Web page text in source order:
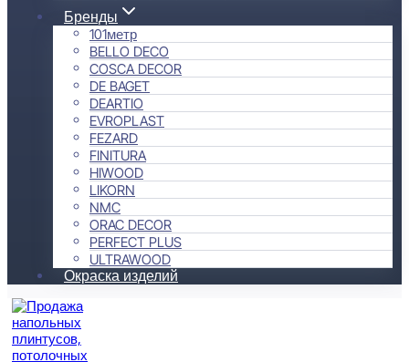
Бренды
101метр
BELLO DECO
COSCA DECOR
DE BAGET
DEARTIO
EVROPLAST
FEZARD
FINITURA
HIWOOD
LIKORN
NMC
ORAC DECOR
PERFECT PLUS
ULTRAWOOD
Окраска изделий